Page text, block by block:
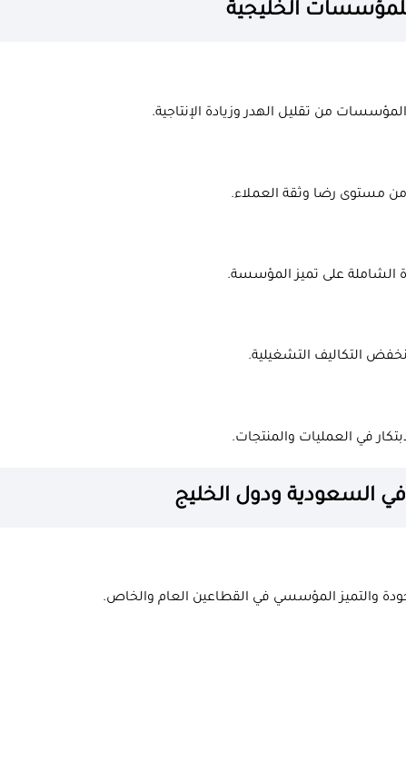
للمؤسسات الخليجية
من تقليل الهدر وزيادة الإنتاجية.
من مستوى رضا وثقة العملاء.
الشاملة على تميز المؤسسة.
التكاليف التشغيلية.
في العمليات والمنتجات.
في السعودية ودول الخليج